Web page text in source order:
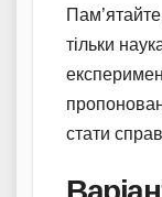
тільки
стати